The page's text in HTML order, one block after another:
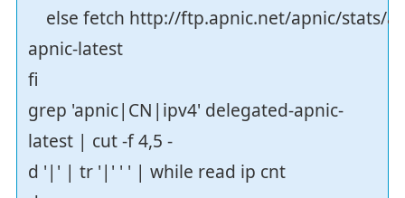
else fetch http://ftp.apnic.net/apnic/stats/
apnic-latest
fi
grep 'apnic|CN|ipv4' delegated-apnic-
latest | cut -f 4,5 -
d '|' | tr '|' ' ' | while read ip cnt